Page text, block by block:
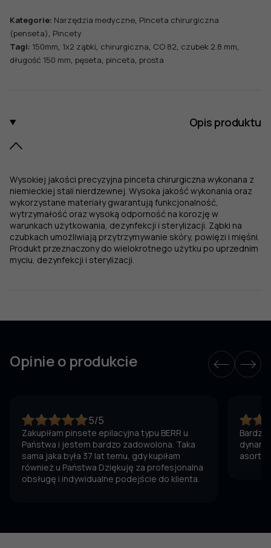
mm,
2,8
mm,
Kategorie: Narzędzia medyczne, Pinceta chirurgiczna
(penseta), Pincety
Tagi: 150mm, 1x2 ząbki, chirurgiczna, CO 82, czubek 2.8 mm,
długość 150 mm, pęseta, pinceta, prosta
Opis produktu
Wysokiej jakości precyzyjna pinceta chirurgiczna wykonana z
niemieckiej stali nierdzewnej. Wysoka jakość wykonania oraz
wykorzystane materiały gwarantują funkcjonalność,
wytrzymałość oraz wysoką odporność na korozję w
warunkach użytkowania, dezynfekcji i sterylizacji. Ząbki na
czubkach umożliwiają przytrzymywanie skóry, powięzi i mięśni.
Produkt przeznaczony do wielokrotnego użytku po uprzednim
myciu, dezynfekcji i sterylizacji.
Opinie o produkcie
5/5
Zakupiłam pinsete epilacyjna typu BERR u
Państwa i jestem bardzo zadowolona. Taka
sama jaka była 37 lat temu, gdy kupiłam
również u Państwa Dziękuję za profesjonalna
obsługę i indywidualne podejście do klienta.
Bardzo